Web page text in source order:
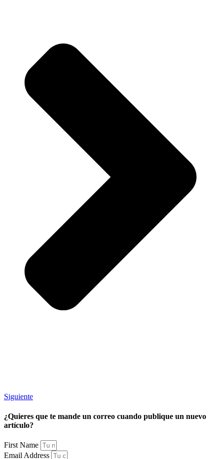
Siguiente
¿Quieres que te mande un correo cuando publique un nuevo
artículo?
First Name
Email Address